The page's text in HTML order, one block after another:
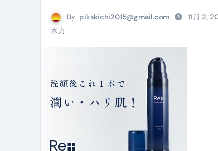
金融ブラックでも毎日「ビッ
この動画は国にすぐ消されま
意外にありえる？日経平均
アフィリエイト【稼げるキーワ
【必見】融資受けるなら”コレ
弁護士が教える「投資詐欺」
By pikakichi2015@gmail.com 11月 2,
水力